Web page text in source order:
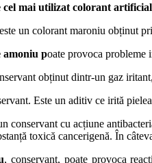
cel mai utilizat colorant
este un colorant maroniu obținut
amoniu poate provoca probleme
obținut dintr-un gaz
Este un aditiv ce irită
conservant cu acțiune
toxică cancerigenă. În
, conservant, poate provoca